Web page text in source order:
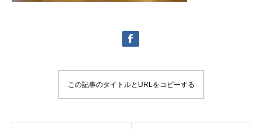
この記事のタイトルとURLをコピーする